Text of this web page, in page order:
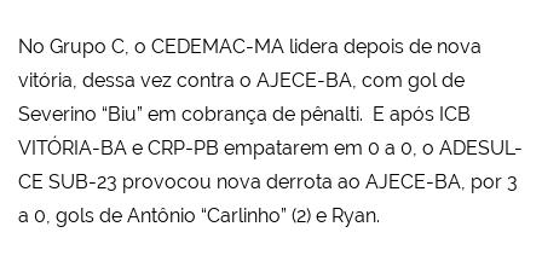
No Grupo C, o CEDEMAC-MA lidera depois de nova
vitória, dessa vez contra o AJECE-BA, com gol de
Severino “Biu” em cobrança de pênalti. E após ICB
VITÓRIA-BA e CRP-PB empatarem em 0 a 0, o ADESUL-
CE SUB-23 provocou nova derrota ao AJECE-BA, por 3
a 0, gols de Antônio “Carlinho” (2) e Ryan.